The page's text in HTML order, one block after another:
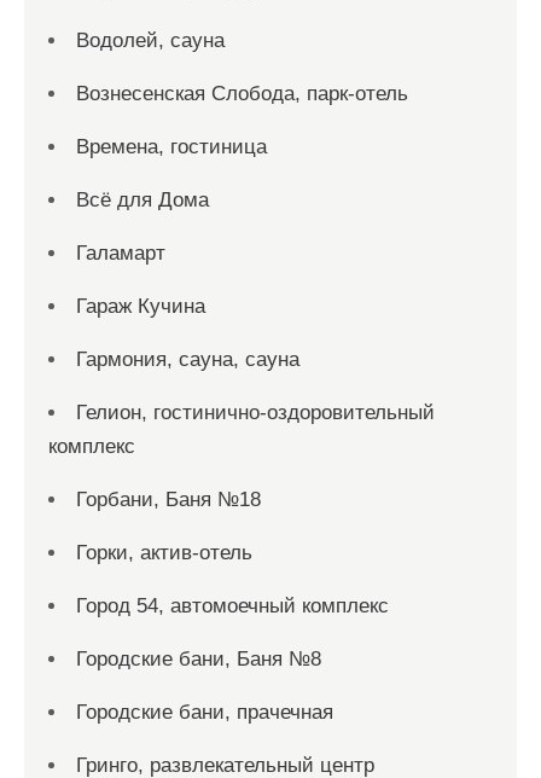
Водолей, сауна
Вознесенская Слобода, парк-отель
Времена, гостиница
Всё для Дома
Галамарт
Гараж Кучина
Гармония, сауна, сауна
Гелион, гостинично-оздоровительный
комплекс
Горбани, Баня №18
Горки, актив-отель
Город 54, автомоечный комплекс
Городские бани, Баня №8
Городские бани, прачечная
Гринго, развлекательный центр